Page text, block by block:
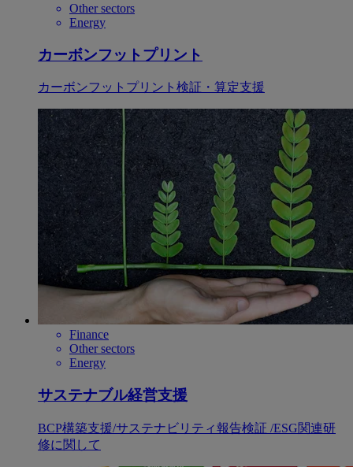
Other sectors
Energy
カーボンフットプリント
カーボンフットプリント検証・算定支援
Finance
Other sectors
Energy
サステナブル経営支援
BCP構築支援/サステナビリティ報告検証 /ESG関連研
修に関して